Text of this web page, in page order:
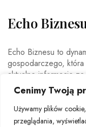
Cenimy Twoją
Używamy plików
przeglądania,
Echo
Echo Biznesu to
gospodarczego,
aktualne informacje
doświadczonych
codziennie analizuje
trendy gospodarcze
światową ekonomię.